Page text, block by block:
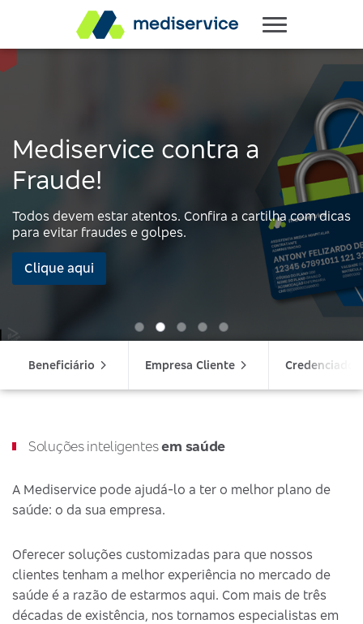
Mediservice contra a
Fraude!
Todos devem estar atentos. Confira a cartilha com dicas
para evitar fraudes e golpes.
Clique aqui
Beneficiário Empresa Cliente Credenciado
Soluções inteligentesem saúde
A Mediservice pode ajudá-lo a ter o melhor plano de
saúde: o da sua empresa.
Oferecer soluções customizadas para que nossos
clientes tenham a melhor experiência no mercado de
saúde é a razão de estarmos aqui. Com mais de três
décadas de existência, nos tornamos especialistas em